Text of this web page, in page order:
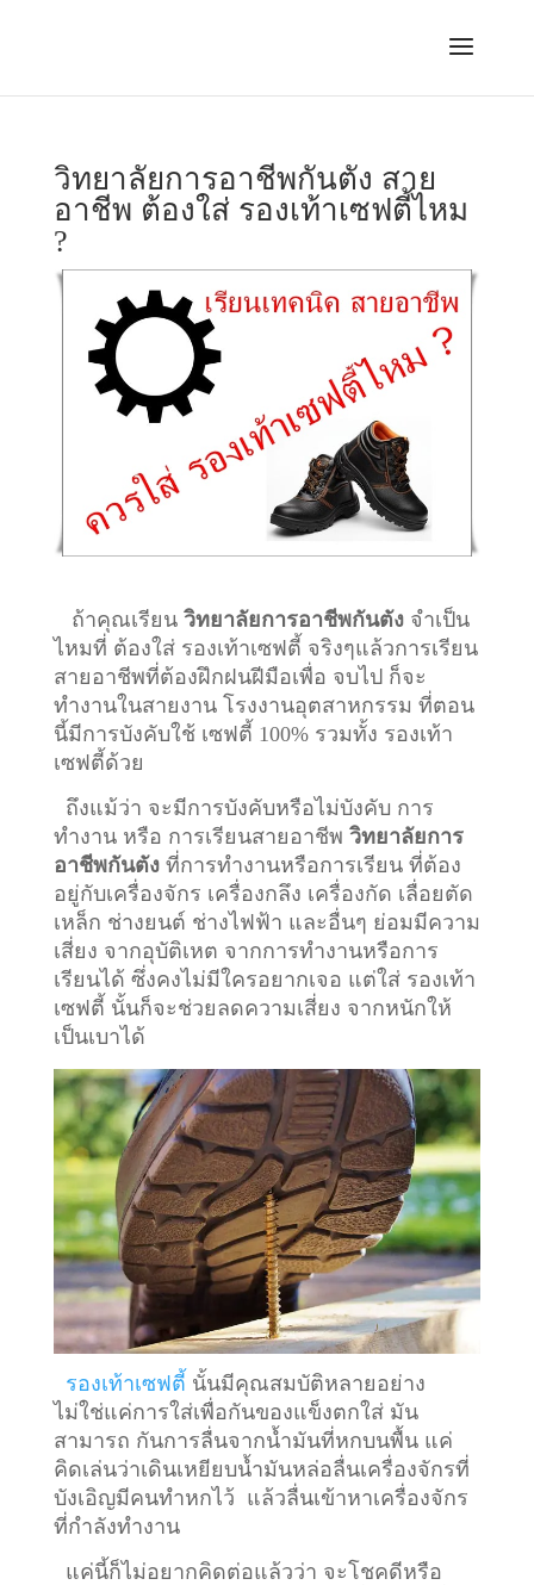
วิทยาลัยการอาชีพกันตัง สาย
อาชีพ ต้องใส่ รองเท้าเซฟตี้ไหม
?
ถ้าคุณเรียน วิทยาลัยการอาชีพกันตังจำเป็น
ไหมที่ ต้องใส่ รองเท้าเซฟตี้ จริงๆแล้วการเรียน
สายอาชีพที่ต้องฝึกฝนฝีมือเพื่อ จบไป ก็จะ
ทำงานในสายงาน โรงงานอุตสาหกรรม ที่ตอน
นี้มีการบังคับใช้ เซฟตี้ 100% รวมทั้ง รองเท้า
เซฟตี้ด้วย
ถึงแม้ว่า จะมีการบังคับหรือไม่บังคับ การ
ทำงาน หรือ การเรียนสายอาชีพ วิทยาลัยการ
อาชีพกันตังที่การทำงานหรือการเรียน ที่ต้อง
อยู่กับเครื่องจักร เครื่องกลึง เครื่องกัด เลื่อยตัด
เหล็ก ช่างยนต์ ช่างไฟฟ้า และอื่นๆ ย่อมมีความ
เสี่ยง จากอุบัติเหต จากการทำงานหรือการ
เรียนได้ ซึ่งคงไม่มีใครอยากเจอ แต่ใส่ รองเท้า
เซฟตี้ นั้นก็จะช่วยลดความเสี่ยง จากหนักให้
เป็นเบาได้
รองเท้าเซฟตี้ นั้นมีคุณสมบัติหลายอย่าง
ไม่ใช่แค่การใส่เพื่อกันของแข็งตกใส่ มัน
สามารถ กันการลื่นจากน้ำมันที่หกบนพื้น แค่
คิดเล่นว่าเดินเหยียบน้ำมันหล่อลื่นเครื่องจักรที่
บังเอิญมีคนทำหกไว้ แล้วลื่นเข้าหาเครื่องจักร
ที่กำลังทำงาน
แค่นี้ก็ไม่อยากคิดต่อแล้วว่า จะโชคดีหรือ